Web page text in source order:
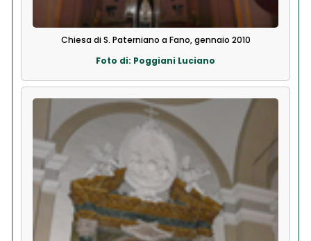
Chiesa di S. Paterniano a Fano, gennaio 2010
Foto di: Poggiani Luciano